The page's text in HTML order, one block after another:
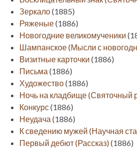
Зеркало(1885)
Ряженые(1886)
Новогодние великомученики
Шампанское (Мысли с
Визитные карточки (1886)
Письма (1886)
Художество(1886)
Ночь на кладбище (Святочный
Конкурс(1886)
Неудача (1886)
К сведению мужей (Научная
Первый дебют (Рассказ)(1886)